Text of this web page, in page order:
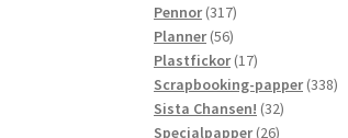
produkter
Pennor 317317
produkter
Planner 5656
produkter
Plastfickor 1717
produkter
Scrapbooking-papper 338338
Sista Chansen! 3232
Specialpapper 2626